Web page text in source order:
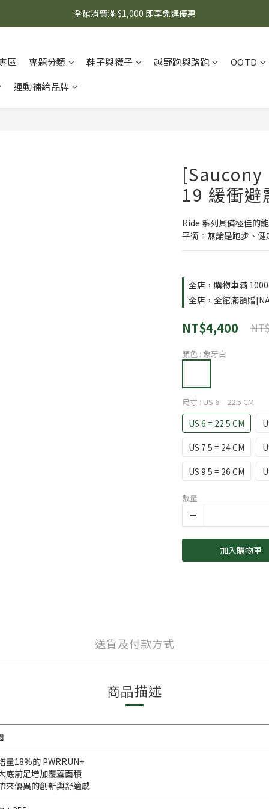
🌟 想知道現在有什麼優惠嗎？ 點擊查看最新優惠！
全館消費滿 $1,000 即享免運優惠
區 專題分類 鞋子與襪子 越野跑與路跑
OOTD
運動補給品牌
[Saucony
19 緩衝避
Ride 系列具備極佳的
平衡。無論是跑步、
全店，購物車滿
全店，全館滿額贈
NT$4,400
顏色 : 象牙白
尺寸 : US 6 = 22.5 CM
US 6 = 22.5 CM
US 7.5 = 24 CM
US 9.5 = 26 CM
數量
加入購物車
送貨及付款方式
商品描述
量18%的 PWRRUN+
底前足增加覆蓋面積
來優異的創新與舒適感